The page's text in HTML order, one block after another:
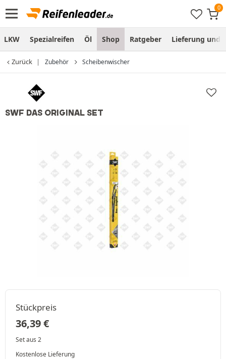
LKW Spezialreifen Öl Shop Ratgeber Lieferung und
Zurück Zubehör Scheibenwischer
SWF DAS ORIGINAL SET
Stückpreis
36,39€
Set aus 2
Kostenlose Lieferung